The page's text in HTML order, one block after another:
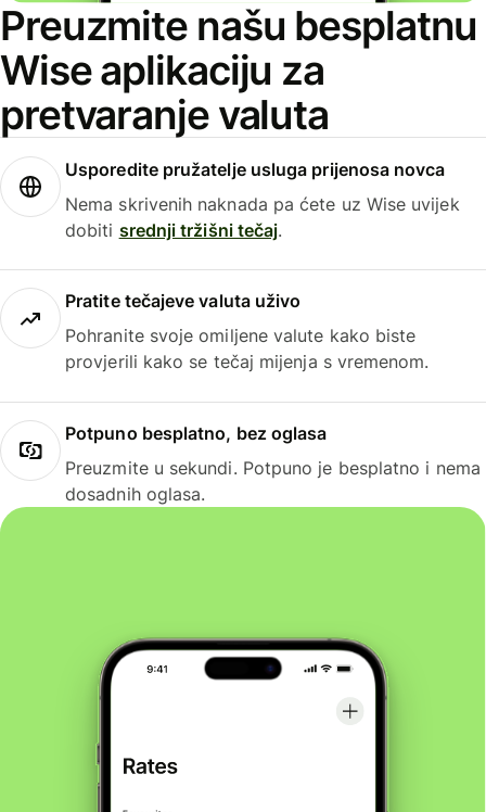
Preuzmite našu besplatnu
Wise aplikaciju za
pretvaranje valuta
Usporedite pružatelje usluga prijenosa novca
Nema skrivenih naknada pa ćete uz Wise uvijek
dobiti srednji tržišni tečaj.
Pratite tečajeve valuta uživo
Pohranite svoje omiljene valute kako biste
provjerili kako se tečaj mijenja s vremenom.
Potpuno besplatno, bez oglasa
Preuzmite u sekundi. Potpuno je besplatno i nema
dosadnih oglasa.